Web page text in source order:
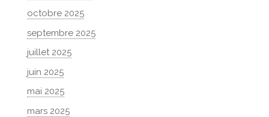
octobre 2025
septembre 2025
juillet 2025
juin 2025
mai 2025
mars 2025